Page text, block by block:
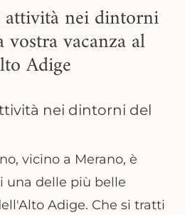
nei dintorni
vacanza al
Adige
nei dintorni del
vicino a Merano, è
una delle più belle
Adige. Che si tratti